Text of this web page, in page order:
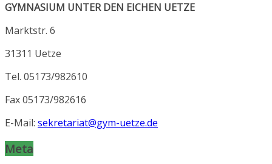
GYMNASIUM UNTER DEN EICHEN UETZE
Marktstr. 6
31311 Uetze
Tel. 05173/982610
Fax 05173/982616
E-Mail: sekretariat@gym-uetze.de
Meta